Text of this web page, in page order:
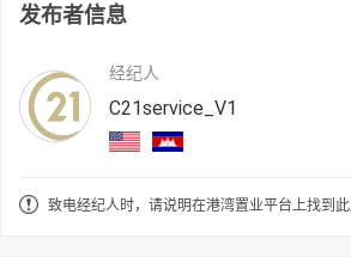
发布者信息
经纪人
C21service_V1
致电经纪人时，请说明在港湾置业平台上找到此